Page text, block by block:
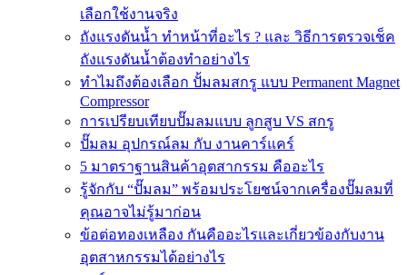
เลือกใช้งานจริง
ถังแรงดันน้ำ ทำหน้าที่อะไร ? และ วิธีการตรวจเช็ค
ถังแรงดันน้ำต้องทำอย่างไร
ทำไมถึงต้องเลือก ปั้มลมสกรู แบบ Permanent Magnet
Compressor
การเปรียบเทียบปั๊มลมแบบ ลูกสูบ VS สกรู
ปั๊มลม อุปกรณ์ลม กับ งานคาร์แคร์
5 มาตราฐานสินค้าอุตสากรรม คืออะไร
รู้จักกับ “ปั๊มลม” พร้อมประโยชน์จากเครื่องปั๊มลมที่
คุณอาจไม่รู้มาก่อน
ข้อต่อทองเหลือง กันคืออะไรและเกี่ยวข้องกับงาน
อุตสาหกรรมได้อย่างไร